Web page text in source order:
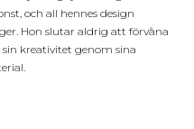
och all hennes design
Hon slutar aldrig att förvåna
kreativitet genom sina